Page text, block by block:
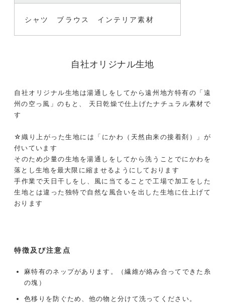
シャツ ブラウス インテリア素材
自社オリジナル生地
自社オリジナル生地は湯通しをしてから遠州地方特有の「遠
州の空っ風」のもと、 天日乾燥で仕上げたナチュラル素材で
す
☆織り上がった生地には「にかわ（天然由来の接着剤）」が
付いています
そのため少量の生地を湯通しをしてから洗うことでにかわを
落とし生地を最大限に縮ませるようにしております
手作業で天日干しをし、風に当てることで工場で加工をした
生地とは違った独特で自然な風合いを出した生地に仕上げて
おります
特徴及び注意点
麻特有のネップがあります。（繊維が絡み合ってできた糸
の塊）
色移りを防ぐため、他の物と分けて洗ってください。